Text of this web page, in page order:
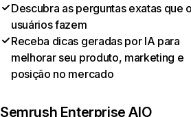
Descubra as perguntas exatas que
usuários fazem
Receba dicas geradas por IA para
melhorar seu produto, marketing e
posição no mercado
Semrush Enterprise AIO